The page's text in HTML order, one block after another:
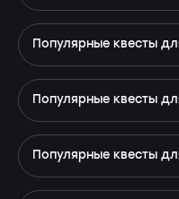
Популярные квесты
Популярные квесты
Популярные квесты